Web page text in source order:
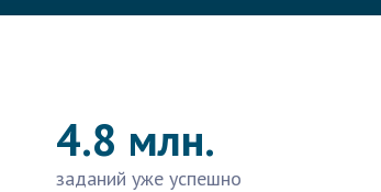
4.8 млн.
заданий уже успешно